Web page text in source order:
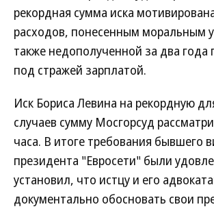
рекордная сумма иска
расходов, понесенным моральным
также недополученной за два года
под стражей зарплатой.
Иск Бориса Левина на рекордную
случаев сумму Мосгорсуд
часа. В итоге требования бывшего
президента "Евросети" были
установил, что истцу и его
документально обосновать свои